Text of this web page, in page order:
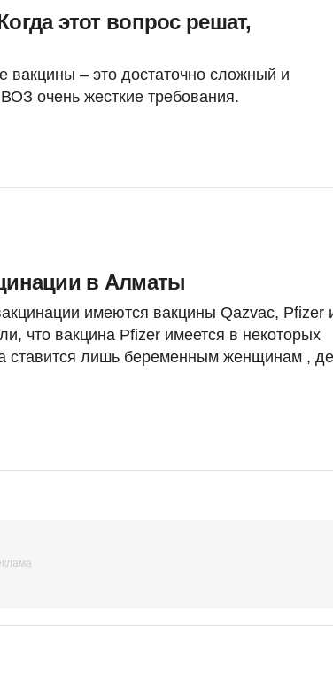
этот вопрос решат,
вакцины – это достаточно сложный и
очень жесткие требования.
в Алматы
имеются вакцины Qazvac, Pfizer
что вакцина Pfizer имеется в некоторых
ставится лишь беременным женщинам ,